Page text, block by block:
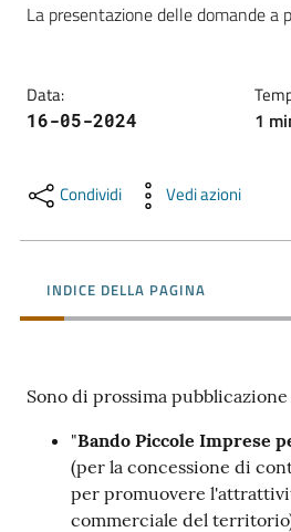
l'Impresa
Consumatore
L'impresa
digitale
Prenotazioni
Pagamenti
on line
La presentazione delle domande a
Data:
16-05-2024 1
Condividi Vedi azioni
INDICE DELLA PAGINA
Sono di prossima
"Bando Piccole Imprese
(per la concessione di
per promuovere
commerciale del